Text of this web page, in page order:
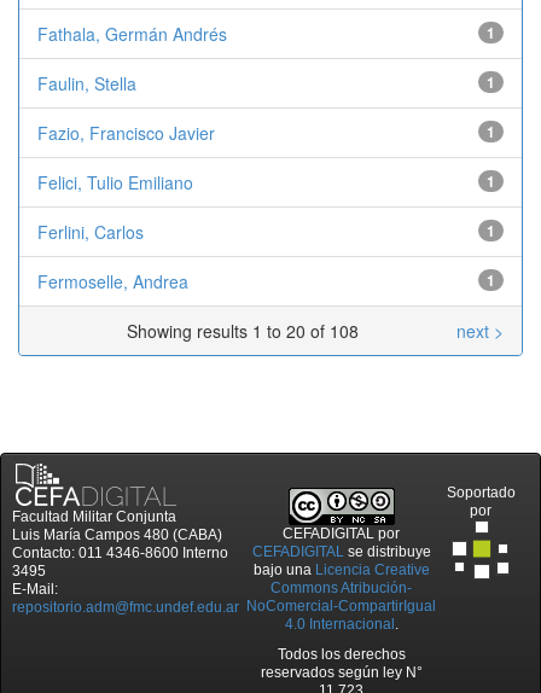
Fathala, Germán Andrés 1
Faulin, Stella 1
Fazio, Francisco Javier 1
Felici, Tulio Emiliano 1
Ferlini, Carlos 1
Fermoselle, Andrea 1
Showing results 1 to 20 of 108 next >
Facultad Militar Conjunta
Luis María Campos 480 (CABA)
Contacto: 011 4346-8600 Interno
3495
E-Mail:
repositorio.adm@fmc.undef.edu.ar
CEFADIGITAL por
CEFADIGITALse distribuye
bajo una Licencia Creative
Commons Atribución-
NoComercial-CompartirIgual
4.0 Internacional .
Todos los derechos
reservados según ley N°
Soportado
por